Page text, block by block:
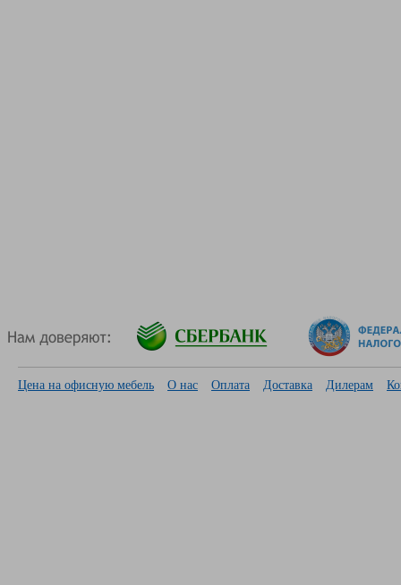
Цена на офисную мебель О нас Оплата Доставка Дилерам